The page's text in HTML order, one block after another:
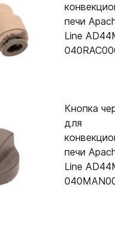
печи
Line
Кнопка
для
печи
Line